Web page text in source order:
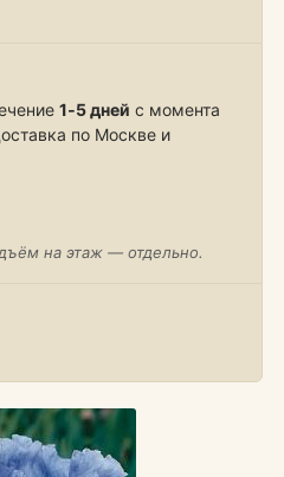
1‑5 дней с момента
по Москве и
на этаж — отдельно.